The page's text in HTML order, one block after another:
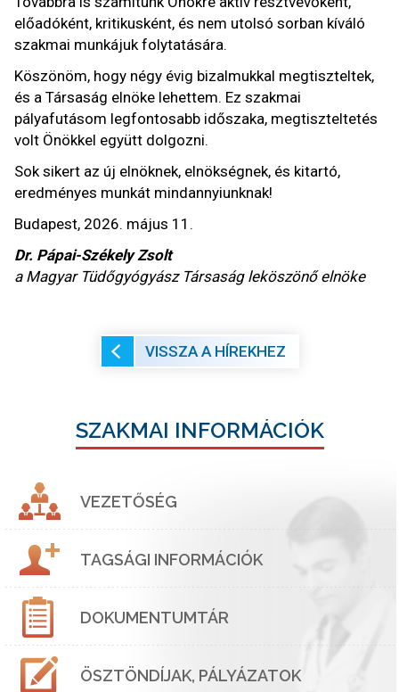
előadóként, kritikusként, és nem utolsó sorban kíváló
szakmai munkájuk folytatására.
Köszönöm, hogy négy évig bizalmukkal megtiszteltek,
és a Társaság elnöke lehettem. Ez szakmai
pályafutásom legfontosabb időszaka, megtiszteltetés
volt Önökkel együtt dolgozni.
Sok sikert az új elnöknek, elnökségnek, és kitartó,
eredményes munkát mindannyiunknak!
Budapest, 2026. május 11.
Dr. Pápai-Székely Zsolt
a Magyar Tüdőgyógyász Társaság leköszönő elnöke
VISSZA A HÍREKHEZ
SZAKMAI INFORMÁCIÓK
VEZETŐSÉG
TAGSÁGI INFORMÁCIÓK
DOKUMENTUMTÁR
ÖSZTÖNDÍJAK, PÁLYÁZATOK